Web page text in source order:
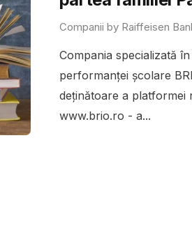
Companii by Raiffeisen
Compania specializată
performanței școlare
deținătoare a platformei
www.brio.ro - a...